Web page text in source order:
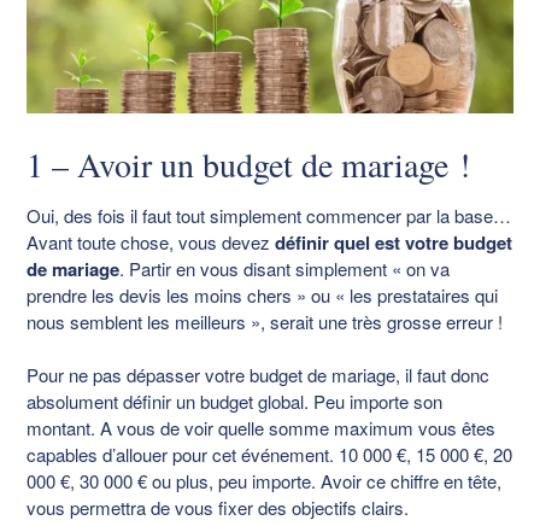
1 – Avoir un budget de mariage !
Oui, des fois il faut tout simplement commencer par la base…
Avant toute chose, vous devez définir quel est votre budget
de mariage. Partir en vous disant simplement « on va
prendre les devis les moins chers » ou « les prestataires qui
nous semblent les meilleurs », serait une très grosse erreur !
Pour ne pas dépasser votre budget de mariage, il faut donc
absolument définir un budget global. Peu importe son
montant. A vous de voir quelle somme maximum vous êtes
capables d’allouer pour cet événement. 10 000 €, 15 000 €, 20
000 €, 30 000 € ou plus, peu importe. Avoir ce chiffre en tête,
vous permettra de vous fixer des objectifs clairs.